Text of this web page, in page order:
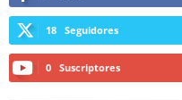
18 Seguidores
0 Suscriptores